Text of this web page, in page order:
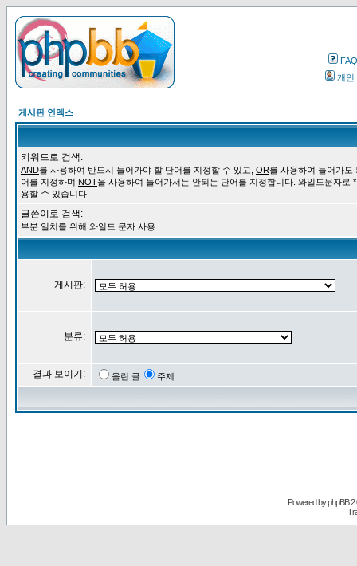
FAQ
개인
게시판 인덱스
키워드로 검색:
AND를 사용하여 반드시 들어가야 할 단어를 지정할 수 있고, OR를 사용하여 들어가도
어를 지정하며 NOT을 사용하여 들어가서는 안되는 단어를 지정합니다. 와일드문자로
용할 수 있습니다
글쓴이로 검색:
부분 일치를 위해 와일드 문자 사용
게시판:
분류:
결과 보이기: 올린 글 주제
Powered byphpBB